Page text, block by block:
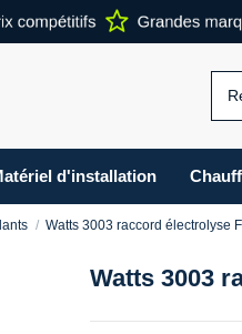
d'installation
Watts 3003 raccord électrolyse
Watts 3003